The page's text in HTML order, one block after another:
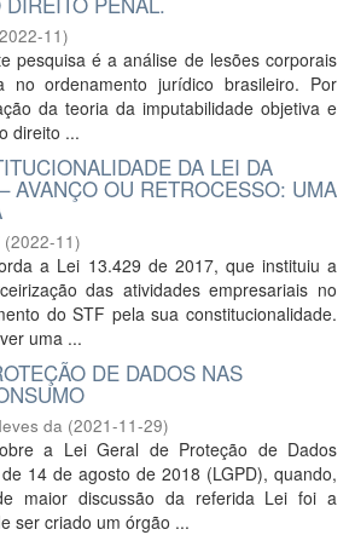
2022-11)
pesquisa é a análise de lesões corporais
no ordenamento jurídico brasileiro. Por
da teoria da imputabilidade objetiva e
direito ...
DA LEI DA
AVANÇO OU RETROCESSO: UMA
(2022-11)
a Lei 13.429 de 2017, que instituiu a
das atividades empresariais no
do STF pela sua constitucionalidade.
uma ...
DE DADOS NAS
da (2021-11-29)
a Lei Geral de Proteção de Dados
14 de agosto de 2018 (LGPD), quando,
maior discussão da referida Lei foi a
ser criado um órgão ...